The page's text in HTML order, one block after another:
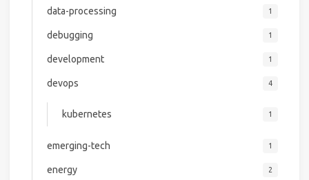
data-processing 1
debugging 1
development 1
devops 4
kubernetes 1
emerging-tech 1
energy 2